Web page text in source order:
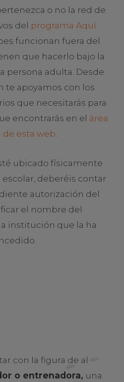
o no la red de
del programa Aquí
funcionan fuera del
que hacerlo bajo la
persona adulta. Desde
te apoyamos con los
que necesitarás para
encontrarás en el área
de esta web
ubicado físicamente
deberéis contar
autorización del
el nombre del
institución que la ha
con la figura de al
o entrenadora, una